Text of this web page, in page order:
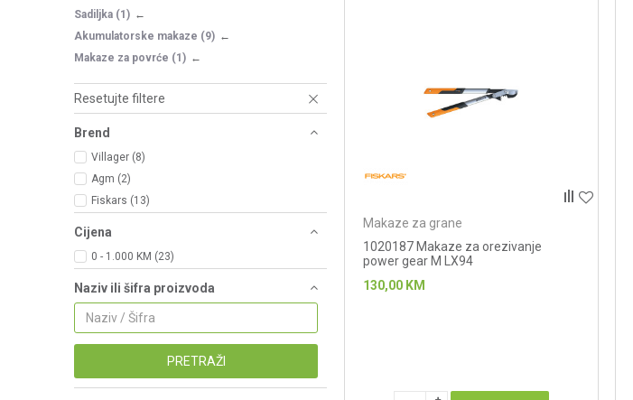
Sadiljka (1)
Akumulatorske makaze (9)
Makaze za povrće (1)
Resetujte filtere
Brend
Villager (8)
Agm (2)
Fiskars (13)
Cijena
0 - 1.000 KM (23)
Naziv ili šifra proizvoda
PRETRAŽI
Makaze za grane
1020187 Makaze za orezivanje
power gear M LX94
130,00 KM